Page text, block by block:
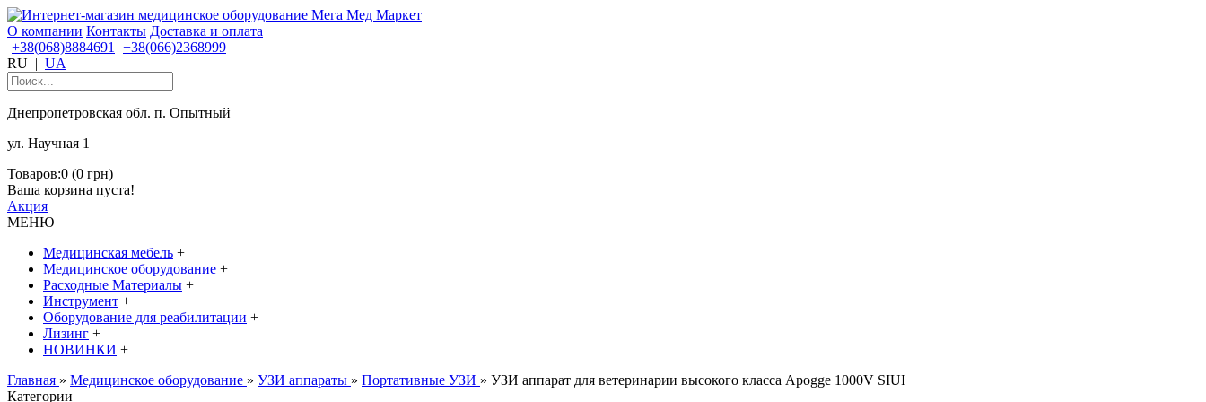
О компании Контакты Доставка и оплата
+38(068)8884691
+38(066)2368999
RU | UA
Днепропетровская обл. п. Опытный
ул. Научная 1
Товаров:0 (0 грн)
Ваша корзина пуста!
Акция
МЕНЮ
Медицинская мебель +
Медицинское оборудование +
Расходные Материалы +
Инструмент +
Оборудование для реабилитации +
Лизинг +
НОВИНКИ +
Главная » Медицинское оборудование » УЗИ аппараты » Портативные УЗИ » УЗИ аппарат для ветеринарии высокого класса Apogge 1000V SIUI
Категории